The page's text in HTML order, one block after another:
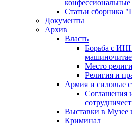
Статьи сборника
Документы
Архив
Власть
Борьба с
Место
Религия и
Армия и силовые
Соглашения
Выставки в Музее
Криминал